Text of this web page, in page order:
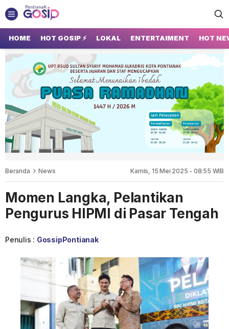
GOSIP PONTIANAK
Tempatnya Gosip Terupdate Pontianak
HOME HOT GOSIP ⚡ LOKAL ENTERTAIMENT HOT
Beranda News Kamis, 15 Mei 2025 - 08:55 WIB
Momen Langka, Pelantikan
Pengurus HIPMI di Pasar Tengah
Penulis : GossipPontianak